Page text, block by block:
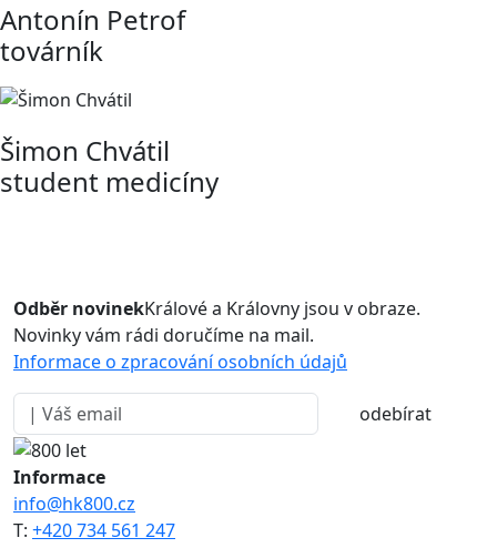
Antonín Petrof
továrník
Šimon Chvátil
student medicíny
Odběr novinekKrálové a Královny jsou v obraze.
Novinky vám rádi doručíme na mail.
Informace o zpracování osobních údajů
odebírat
Informace
info@hk800.cz
T: +420 734 561 247